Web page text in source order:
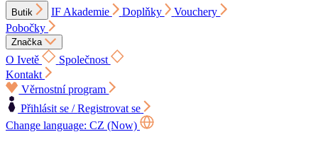
Butik IF Akademie Doplňky
Vouchery
Pobočky
Značka
O Ivetě
Společnost
Kontakt
Věrnostní program
Přihlásit se /Registrovat se
Change language: CZ (Now)